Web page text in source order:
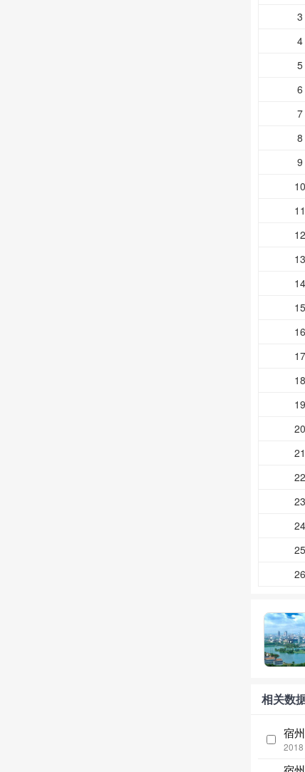
3
4
5
6
7
8
9
10
11
12
13
14
15
16
17
18
19
20
21
22
23
24
25
26
相关数
宿